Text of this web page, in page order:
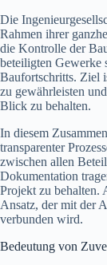
Die
Rahmen ihrer
die Kontrolle der
beteiligten Gewerke
Baufortschritts. Ziel
zu gewährleisten
Blick zu behalten.
In diesem
transparenter
zwischen allen
Dokumentation
Projekt zu behalten.
Ansatz, der mit der
verbunden wird.
Bedeutung von